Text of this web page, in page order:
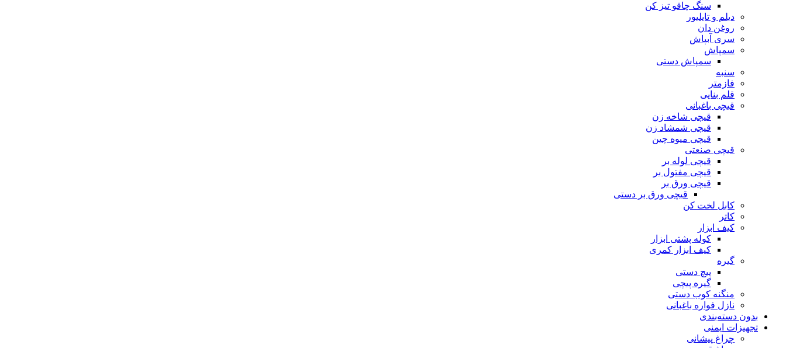
سنگ چاقو تیز کن
دیلم و تایلیور
روغن دان
سری آبپاش
سمپاش
سمپاش دستی
سنبه
فازمتر
قلم بنایی
قیچی باغبانی
قیچی شاخه زن
قیچی شمشاد زن
قیچی میوه چین
قیچی صنعتی
قیچی لوله بر
قیچی مفتول بر
قیچی ورق بر
قیچی ورق بر دستی
کابل لخت کن
کاتر
کیف ابزار
کوله پشتی ابزار
کیف ابزار کمری
گیره
پیچ دستی
گیره پیچی
منگنه کوب دستی
نازل فواره باغبانی
بدون دسته‌بندی
تجهیزات ایمنی
چراغ پیشانی